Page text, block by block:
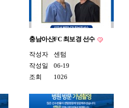
충남아산FC 최보경 선수
작성자
센텀
작성일
06-19
조회
1026